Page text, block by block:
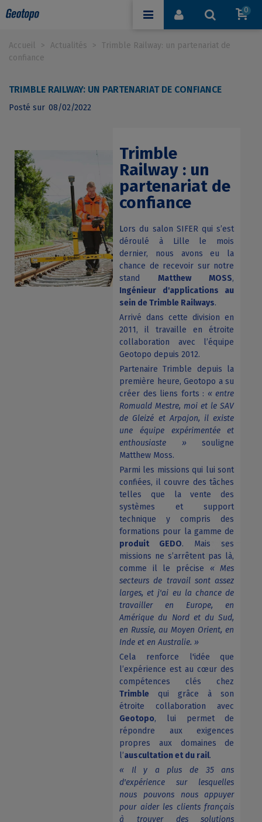
0
Accueil > Actualités >
Trimble Railway: un partenariat de
confiance
TRIMBLE RAILWAY: UN PARTENARIAT DE CONFIANCE
Posté sur 08/02/2022
Trimble
Railway : un
partenariat de
confiance
Lors du salon SIFER qui s’est
déroulé à Lille le mois
dernier, nous avons eu la
chance de recevoir sur notre
standMatthew MOSS,
Ingénieur d'applications au
sein de Trimble Railways.
Arrivé dans cette division en
2011, il travaille en étroite
collaboration avec l’équipe
Geotopo depuis 2012.
Partenaire Trimble depuis la
première heure, Geotopo a su
créer des liens forts : « entre
Romuald Mestre, moi et le SAV
de Gleizé et Arpajon, il existe
une équipe expérimentée et
enthousiaste »souligne
Matthew Moss.
Parmi les missions qui lui sont
confiées, il couvre des tâches
telles que la vente des
systèmes et support
technique y compris des
formations pour la gamme de
produit GEDO. Mais ses
missions ne s’arrêtent pas là,
comme il le précise « Mes
secteurs de travail sont assez
larges, et j'ai eu la chance de
travailler en Europe, en
Amérique du Nord et du Sud,
en Russie, au Moyen Orient, en
Inde et en Australie. »
Cela renforce l'idée que
l’expérience est au cœur des
compétences clés chez
Trimble qui grâce à son
étroite collaboration avec
Geotopo, lui permet de
répondre aux exigences
propres aux domaines de
l’auscultation et du rail.
« Il y a plus de 35 ans
d'expérience sur lesquelles
nous pouvons nous appuyer
pour aider les clients français
à trouver des solutions